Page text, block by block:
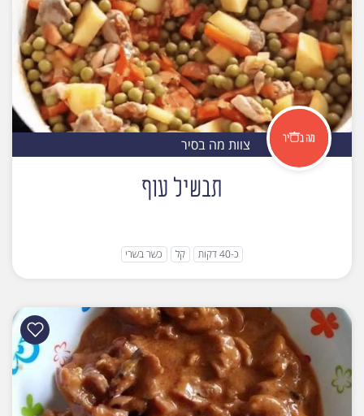
צוות מה בסיר
תבשיל עוף
כ-40 דקות קל כשר בשרי